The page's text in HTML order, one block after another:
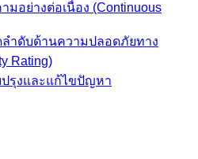
มอย่างต่อเนื่อง (Continuous
ำดับด้านความปลอดภัยทาง
Rating)
รุงและแก้ไขปัญหา